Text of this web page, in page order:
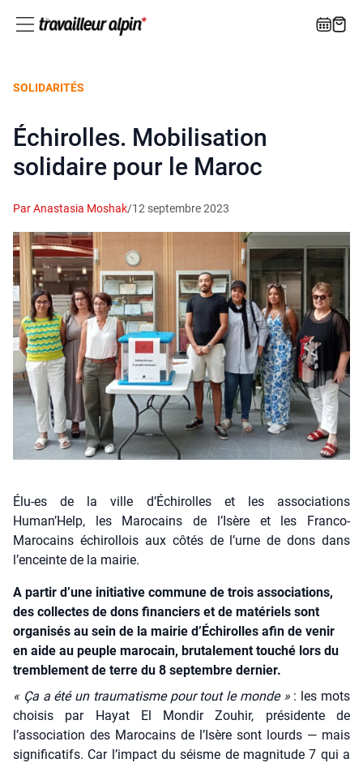
SOLIDARITÉS
Échirolles. Mobilisation
solidaire pour le Maroc
Par Anastasia Moshak/12 septembre 2023
Élu-es de la ville d’Échirolles et les associations
Human’Help, les Marocains de l’Isère et les Franco-
Marocains échirollois aux côtés de l’urne de dons dans
l’enceinte de la mairie.
A partir d’une initiative commune de trois associations,
des collectes de dons financiers et de matériels sont
organisés au sein de la mairie d’Échirolles afin de venir
en aide au peuple marocain, brutalement touché lors du
tremblement de terre du 8 septembre dernier.
« Ça a été un trau­ma­tisme pour tout le monde » : les mots
choi­sis par Hayat El Mon­dir Zou­hir, pré­si­dente de
l’association des Maro­cains de l’Isère sont lourds — mais
signi­fi­ca­tifs. Car l’impact du séisme de magni­tude 7 qui a